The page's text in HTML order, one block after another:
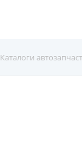
Каталоги